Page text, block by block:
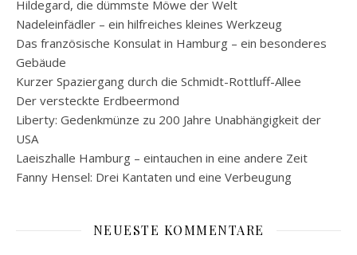
Hildegard, die dümmste Möwe der Welt
Nadeleinfädler – ein hilfreiches kleines Werkzeug
Das französische Konsulat in Hamburg – ein besonderes
Gebäude
Kurzer Spaziergang durch die Schmidt-Rottluff-Allee
Der versteckte Erdbeermond
Liberty: Gedenkmünze zu 200 Jahre Unabhängigkeit der
USA
Laeiszhalle Hamburg – eintauchen in eine andere Zeit
Fanny Hensel: Drei Kantaten und eine Verbeugung
NEUESTE KOMMENTARE